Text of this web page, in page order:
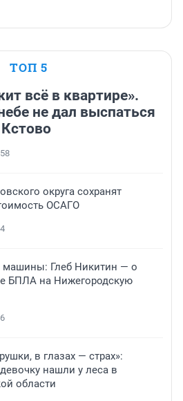
ТОП 5
всё в квартире».
не дал выспаться
58
округа сохранят
ОСАГО
Глеб Никитин — о
БПЛА на Нижегородскую
в глазах — страх»:
нашли у леса в
области